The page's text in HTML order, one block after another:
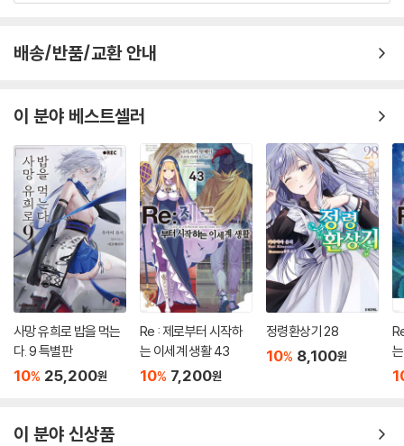
배송/반품/교환 안내
이 분야 베스트셀러
사망 유희로 밥을 먹는
다. 9 특별판
10% 25,200원
Re : 제로부터 시작하
는 이세계 생활 43
10% 7,200원
정령환상기 28
10% 8,100원
이 분야 신상품